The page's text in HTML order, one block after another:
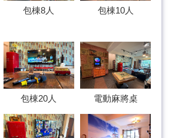
包棟8人 包棟10人
包棟20人 電動麻將桌